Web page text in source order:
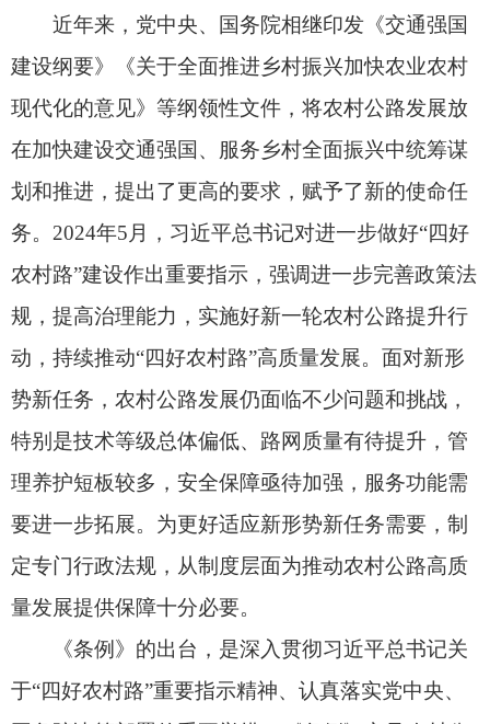
动，持续推动“四好农村路”高质量发展。面对新形
特别是技术等级总体偏低、路网质量有待提升，管
理养护短板较多，安全保障亟待加强，服务功能需
要进一步拓展。为更好适应新形势新任务需要，制
定专门行政法规，从制度层面为推动农村公路高质
量发展提供保障十分必要。
于“四好农村路”重要指示精神、认真落实党中央、
国务院决策部署的重要举措。《条例》立足农村公
路发展实际，聚焦突出问题，提出了农村公路发展
的基本制度，从国家立法层面解答农村公路发展为
了谁、发挥什么作用、怎么样发展等重要命题，是
事业长远发展锚定方向，也为新时代农村公路高质
量发展提供坚强有力的法治保障。
二、《条例》构筑特色鲜明农村公路高质量发
展制度体系
《条例》准确把握农村公路定位，体现农村公
点围绕提升农村公路路网质量、加强管理养护、提